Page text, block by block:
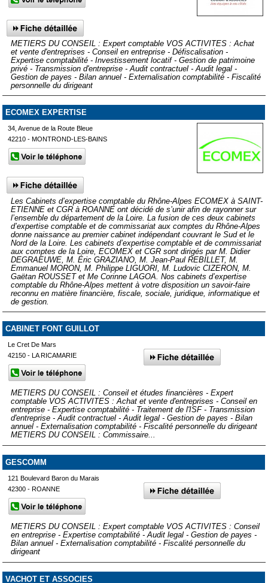
METIERS DU CONSEIL : Expert comptable VOS ACTIVITES : Achat
et vente d'entreprises - Conseil en entreprise - Défiscalisation -
Expertise comptabilité - Investissement locatif - Gestion de patrimoine
privé - Transmission d'entreprise - Audit contractuel - Audit legal -
Gestion de payes - Bilan annuel - Externalisation comptabilité - Fiscalité
personnelle du dirigeant
ECOMEX EXPERTISE
34, Avenue de la Route Bleue
42210 - MONTROND-LES-BAINS
Les Cabinets d’expertise comptable du Rhône-Alpes ECOMEX à SAINT-
ETIENNE et CGR à ROANNE ont décidé de s’unir afin de rayonner sur
l’ensemble du département de la Loire. La fusion de ces deux cabinets
d’expertise comptable et de commissariat aux comptes du Rhône-Alpes
donne naissance au premier cabinet indépendant couvrant le Sud et le
Nord de la Loire. Les cabinets d’expertise comptable et de commissariat
aux comptes de la Loire, ECOMEX et CGR sont dirigés par M. Didier
DEGRAEUWE, M. Éric GRAZIANO, M. Jean-Paul REBILLET, M.
Emmanuel MORON, M. Philippe LIGUORI, M. Ludovic CIZERON, M.
Gaëtan ROUSSET et Me Corinne LAGOA. Nos cabinets d’expertise
comptable du Rhône-Alpes mettent à votre disposition un savoir-faire
reconnu en matière financière, fiscale, sociale, juridique, informatique et
de gestion.
CABINET FONT GUILLOT
Le Cret De Mars
42150 - LA RICAMARIE
METIERS DU CONSEIL : Conseil et études financières - Expert
comptable VOS ACTIVITES : Achat et vente d'entreprises - Conseil en
entreprise - Expertise comptabilité - Traitement de l'ISF - Transmission
d'entreprise - Audit contractuel - Audit legal - Gestion de payes - Bilan
annuel - Externalisation comptabilité - Fiscalité personnelle du dirigeant
METIERS DU CONSEIL : Commissaire...
GESCOMM
121 Boulevard Baron du Marais
42300 - ROANNE
METIERS DU CONSEIL : Expert comptable VOS ACTIVITES : Conseil
en entreprise - Expertise comptabilité - Audit legal - Gestion de payes -
Bilan annuel - Externalisation comptabilité - Fiscalité personnelle du
dirigeant
VACHOT ET ASSOCIES